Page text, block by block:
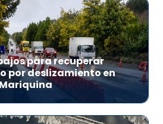
para recuperar
por deslizamiento en